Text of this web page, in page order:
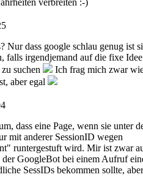
Nur dass google schlau genug ist
falls irgendjemand auf die fixe Idee
suchen
Ich frag mich zwar
aber egal
dass eine Page, wenn sie unter
mit anderer SessionID wegen
runtergestuft wird. Mir ist zwar
GoogleBot bei einem Aufruf
SessIDs bekommen sollte, aber